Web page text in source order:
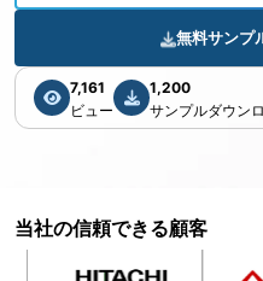
無料サンプ
7,161
ビュー
1,200
サンプルダウン
当社の信頼できる顧客